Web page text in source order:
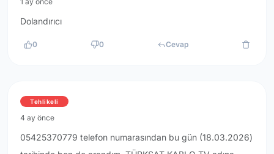
Dolandırıcı
0 0 Cevap
Tehlikeli
4 ay önce
05425370779 telefon numarasından bu gün (18.03.2026)